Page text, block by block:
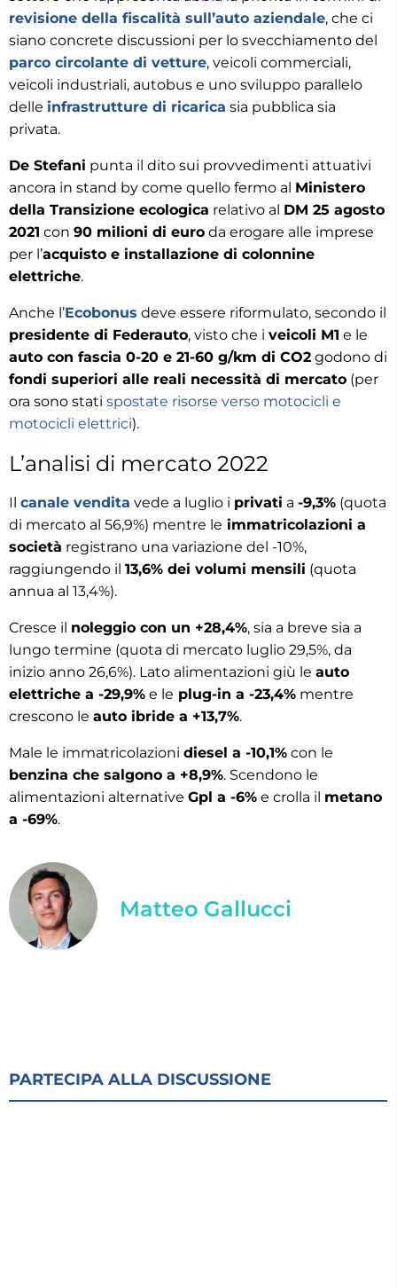
revisione della fiscalità sull’auto aziendale, che ci
siano concrete discussioni per lo svecchiamento del
parco circolante di vetture, veicoli commerciali,
veicoli industriali, autobus e uno sviluppo parallelo
delle infrastrutture di ricarica sia pubblica sia
privata.
De Stefani punta il dito sui provvedimenti attuativi
ancora in stand by come quello fermo al Ministero
della Transizione ecologica relativo al DM 25 agosto
2021 con 90 milioni di euro da erogare alle imprese
per l’acquisto e installazione di colonnine
elettriche.
Anche l’Ecobonus deve essere riformulato, secondo il
presidente di Federauto, visto che i veicoli M1 e le
auto con fascia 0-20 e 21-60 g/km di CO2 godono di
fondi superiori alle reali necessità di mercato (per
ora sono stati spostate risorse verso motocicli e
motocicli elettrici).
L’analisi di mercato 2022
Il canale vendita vede a luglio i privati a -9,3% (quota
di mercato al 56,9%) mentre le immatricolazioni a
società registrano una variazione del -10%,
raggiungendo il 13,6% dei volumi mensili (quota
annua al 13,4%).
Cresce il noleggio con un +28,4%, sia a breve sia a
lungo termine (quota di mercato luglio 29,5%, da
inizio anno 26,6%). Lato alimentazioni giù le auto
elettriche a -29,9% e le plug-in a -23,4% mentre
crescono le auto ibride a +13,7%.
Male le immatricolazioni diesel a -10,1% con le
benzina che salgono a +8,9%. Scendono le
alimentazioni alternative Gpl a -6% e crolla il metano
a -69%.
Matteo Gallucci
PARTECIPA ALLA DISCUSSIONE